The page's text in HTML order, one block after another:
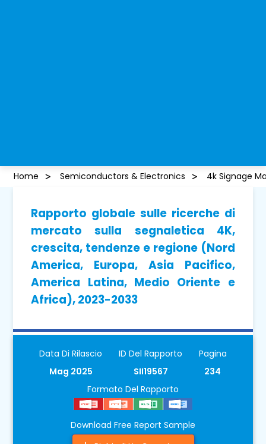
Home Semiconductors & Electronics 4k Signage
Rapporto globale sulle ricerche di
mercato sulla segnaletica 4K,
crescita, tendenze e regione (Nord
America, Europa, Asia Pacifico,
America Latina, Medio Oriente e
Africa), 2023-2033
Data Di Rilascio
Mag 2025
ID Del Rapporto
SII19567
Pagina
234
Formato Del Rapporto
Download Free Report Sample